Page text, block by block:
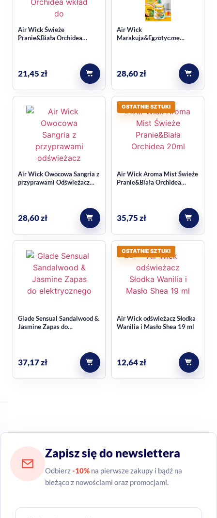
Air Wick Świeże
Pranie&Biała Orchidea
21,45zł
Air Wick
Marakuja&Egzotyczne
28,60zł
Air Wick Owocowa Sangria z
przyprawami Odświeżacz
28,60zł
OSTATNIE SZTUKI
Air Wick Aroma Mist Świeże
Pranie&Biała Orchidea
35,75zł
Glade Sensual Sandalwood &
Jasmine Zapas do
37,17zł
OSTATNIE SZTUKI
Air Wick odświeżacz Słodka
Wanilia i Masło Shea 19 ml
12,64zł
Zapisz się do newslettera
Odbierz-10% na pierwsze zakupy i bądź na
bieżąco z nowościami oraz promocjami.